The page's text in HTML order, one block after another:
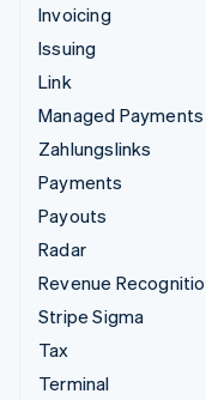
Invoicing
Issuing
Link
Managed Payments
Zahlungslinks
Payments
Payouts
Radar
Revenue
Stripe Sigma
Tax
Terminal